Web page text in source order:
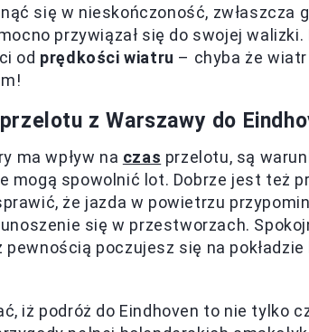
się w nieskończoność, zwłaszcza
przywiązał się do swojej
od prędkości wiatru – chyba że
z Warszawy do
ma wpływ na czas przelotu, są
mogą spowolnić lot. Dobrze jest też
że jazda w powietrzu
się w przestworzach.
poczujesz się na
iż podróż do Eindhoven to nie tylko